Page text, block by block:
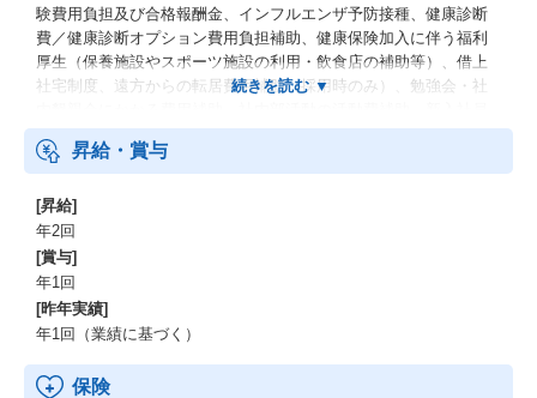
験費用負担及び合格報酬金、インフルエンザ予防接種、健康診断
費／健康診断オプション費用負担補助、健康保険加入に伴う福利
厚生（保養施設やスポーツ施設の利用・飲食店の補助等）、借上
社宅制度、遠方からの転居費用補助（採用時のみ）、勉強会・社
歓迎・社内交流ランチ費補助、リモートワーク：可（月の5
0%）、副業：可（事前承認制）、服装：自由
昇給・賞与
[昇給]
年2回
[賞与]
年1回
[昨年実績]
年1回（業績に基づく）
保険